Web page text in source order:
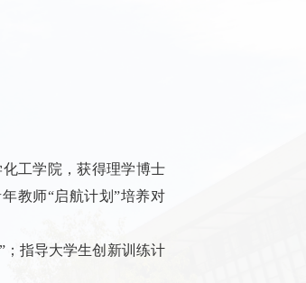
工学院，获得理学博士
教师“启航计划”培养对
；指导大学生创新训练计